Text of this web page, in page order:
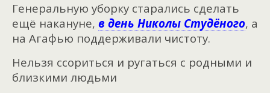
Генеральную уборку старались сделать
ещё накануне, в день Николы Студёного, а
на Агафью поддерживали чистоту.
Нельзя ссориться и ругаться с родными и
близкими людьми